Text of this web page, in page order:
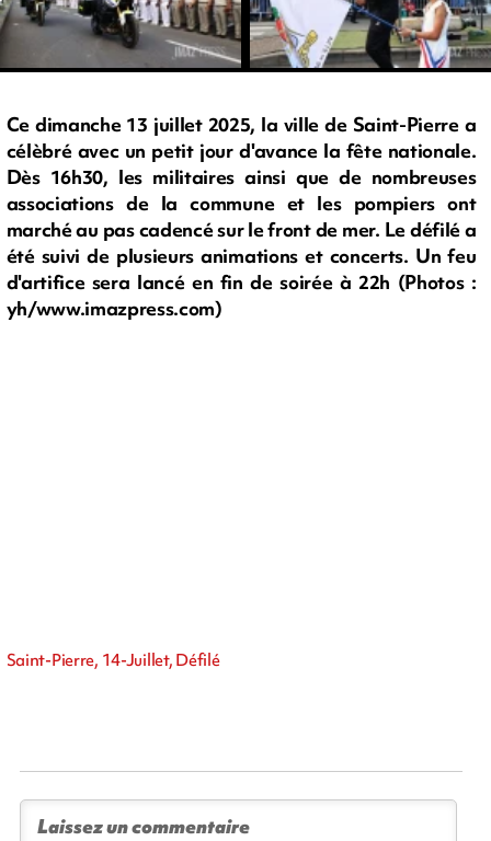
Ce dimanche 13 juillet 2025, la ville de Saint-Pierre a
célèbré avec un petit jour d'avance la fête nationale.
Dès 16h30, les militaires ainsi que de nombreuses
associations de la commune et les pompiers ont
marché au pas cadencé sur le front de mer. Le défilé a
été suivi de plusieurs animations et concerts. Un feu
d'artifice sera lancé en fin de soirée à 22h (Photos :
yh/www.imazpress.com)
Saint-Pierre, 14-Juillet, Défilé